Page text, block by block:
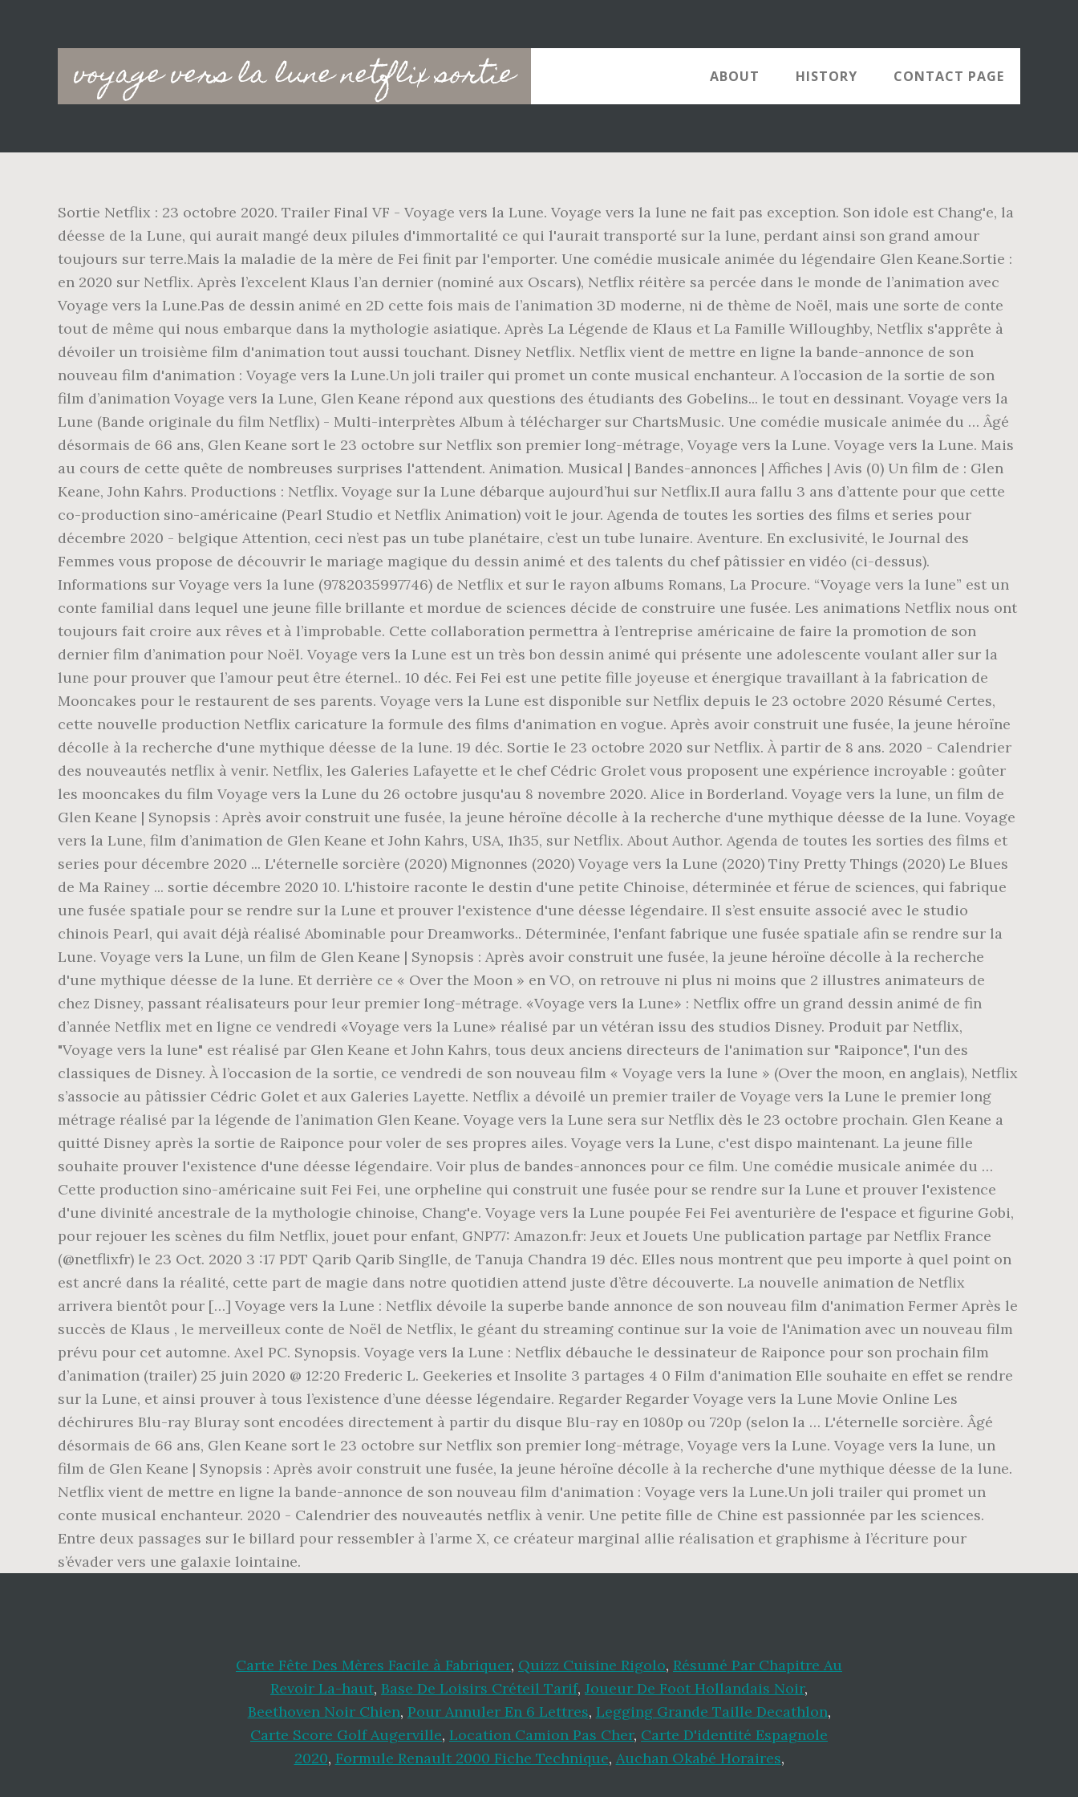
voyage vers la lune netflix sortie
Main
navigation
ABOUT HISTORY CONTACT PAGE
Sortie Netflix : 23 octobre 2020. Trailer Final VF - Voyage vers la Lune. Voyage vers la lune ne fait pas exception. Son idole est Chang'e, la
déesse de la Lune, qui aurait mangé deux pilules d'immortalité ce qui l'aurait transporté sur la lune, perdant ainsi son grand amour
toujours sur terre.Mais la maladie de la mère de Fei finit par l'emporter. Une comédie musicale animée du légendaire Glen Keane.Sortie :
en 2020 sur Netflix. Après l’excelent Klaus l’an dernier (nominé aux Oscars), Netflix réitère sa percée dans le monde de l’animation avec
Voyage vers la Lune.Pas de dessin animé en 2D cette fois mais de l’animation 3D moderne, ni de thème de Noël, mais une sorte de conte
tout de même qui nous embarque dans la mythologie asiatique. Après La Légende de Klaus et La Famille Willoughby, Netflix s'apprête à
dévoiler un troisième film d'animation tout aussi touchant. Disney Netflix. Netflix vient de mettre en ligne la bande-annonce de son
nouveau film d'animation : Voyage vers la Lune.Un joli trailer qui promet un conte musical enchanteur. A l’occasion de la sortie de son
film d’animation Voyage vers la Lune, Glen Keane répond aux questions des étudiants des Gobelins... le tout en dessinant. Voyage vers la
Lune (Bande originale du film Netflix) - Multi-interprètes Album à télécharger sur ChartsMusic. Une comédie musicale animée du … Âgé
désormais de 66 ans, Glen Keane sort le 23 octobre sur Netflix son premier long-métrage, Voyage vers la Lune. Voyage vers la Lune. Mais
au cours de cette quête de nombreuses surprises l'attendent. Animation. Musical | Bandes-annonces | Affiches | Avis (0) Un film de : Glen
Keane, John Kahrs. Productions : Netflix. Voyage sur la Lune débarque aujourd’hui sur Netflix.Il aura fallu 3 ans d’attente pour que cette
co-production sino-américaine (Pearl Studio et Netflix Animation) voit le jour. Agenda de toutes les sorties des films et series pour
décembre 2020 - belgique Attention, ceci n’est pas un tube planétaire, c’est un tube lunaire. Aventure. En exclusivité, le Journal des
Femmes vous propose de découvrir le mariage magique du dessin animé et des talents du chef pâtissier en vidéo (ci-dessus).
Informations sur Voyage vers la lune (9782035997746) de Netflix et sur le rayon albums Romans, La Procure. “Voyage vers la lune” est un
conte familial dans lequel une jeune fille brillante et mordue de sciences décide de construire une fusée. Les animations Netflix nous ont
toujours fait croire aux rêves et à l’improbable. Cette collaboration permettra à l’entreprise américaine de faire la promotion de son
dernier film d’animation pour Noël. Voyage vers la Lune est un très bon dessin animé qui présente une adolescente voulant aller sur la
lune pour prouver que l’amour peut être éternel.. 10 déc. Fei Fei est une petite fille joyeuse et énergique travaillant à la fabrication de
Mooncakes pour le restaurent de ses parents. Voyage vers la Lune est disponible sur Netflix depuis le 23 octobre 2020 Résumé Certes,
cette nouvelle production Netflix caricature la formule des films d'animation en vogue. Après avoir construit une fusée, la jeune héroïne
décolle à la recherche d'une mythique déesse de la lune. 19 déc. Sortie le 23 octobre 2020 sur Netflix. À partir de 8 ans. 2020 - Calendrier
des nouveautés netflix à venir. Netflix, les Galeries Lafayette et le chef Cédric Grolet vous proposent une expérience incroyable : goûter
les mooncakes du film Voyage vers la Lune du 26 octobre jusqu'au 8 novembre 2020. Alice in Borderland. Voyage vers la lune, un film de
Glen Keane | Synopsis : Après avoir construit une fusée, la jeune héroïne décolle à la recherche d'une mythique déesse de la lune. Voyage
vers la Lune, film d’animation de Glen Keane et John Kahrs, USA, 1h35, sur Netflix. About Author. Agenda de toutes les sorties des films et
series pour décembre 2020 ... L'éternelle sorcière (2020) Mignonnes (2020) Voyage vers la Lune (2020) Tiny Pretty Things (2020) Le Blues
de Ma Rainey ... sortie décembre 2020 10. L'histoire raconte le destin d'une petite Chinoise, déterminée et férue de sciences, qui fabrique
une fusée spatiale pour se rendre sur la Lune et prouver l'existence d'une déesse légendaire. Il s’est ensuite associé avec le studio
chinois Pearl, qui avait déjà réalisé Abominable pour Dreamworks.. Déterminée, l'enfant fabrique une fusée spatiale afin se rendre sur la
Lune. Voyage vers la Lune, un film de Glen Keane | Synopsis : Après avoir construit une fusée, la jeune héroïne décolle à la recherche
d'une mythique déesse de la lune. Et derrière ce « Over the Moon » en VO, on retrouve ni plus ni moins que 2 illustres animateurs de
chez Disney, passant réalisateurs pour leur premier long-métrage. «Voyage vers la Lune» : Netflix offre un grand dessin animé de fin
d’année Netflix met en ligne ce vendredi «Voyage vers la Lune» réalisé par un vétéran issu des studios Disney. Produit par Netflix,
"Voyage vers la lune" est réalisé par Glen Keane et John Kahrs, tous deux anciens directeurs de l'animation sur "Raiponce", l'un des
classiques de Disney. À l’occasion de la sortie, ce vendredi de son nouveau film « Voyage vers la lune » (Over the moon, en anglais), Netflix
s’associe au pâtissier Cédric Golet et aux Galeries Layette. Netflix a dévoilé un premier trailer de Voyage vers la Lune le premier long
métrage réalisé par la légende de l’animation Glen Keane. Voyage vers la Lune sera sur Netflix dès le 23 octobre prochain. Glen Keane a
quitté Disney après la sortie de Raiponce pour voler de ses propres ailes. Voyage vers la Lune, c'est dispo maintenant. La jeune fille
souhaite prouver l'existence d'une déesse légendaire. Voir plus de bandes-annonces pour ce film. Une comédie musicale animée du …
Cette production sino-américaine suit Fei Fei, une orpheline qui construit une fusée pour se rendre sur la Lune et prouver l'existence
d'une divinité ancestrale de la mythologie chinoise, Chang'e. Voyage vers la Lune poupée Fei Fei aventurière de l'espace et figurine Gobi,
pour rejouer les scènes du film Netflix, jouet pour enfant, GNP77: Amazon.fr: Jeux et Jouets Une publication partage par Netflix France
(@netflixfr) le 23 Oct. 2020 3 :17 PDT Qarib Qarib Singlle, de Tanuja Chandra 19 déc. Elles nous montrent que peu importe à quel point on
est ancré dans la réalité, cette part de magie dans notre quotidien attend juste d’être découverte. La nouvelle animation de Netflix
arrivera bientôt pour […] Voyage vers la Lune : Netflix dévoile la superbe bande annonce de son nouveau film d'animation Fermer Après le
succès de Klaus , le merveilleux conte de Noël de Netflix, le géant du streaming continue sur la voie de l'Animation avec un nouveau film
prévu pour cet automne. Axel PC. Synopsis. Voyage vers la Lune : Netflix débauche le dessinateur de Raiponce pour son prochain film
d’animation (trailer) 25 juin 2020 @ 12:20 Frederic L. Geekeries et Insolite 3 partages 4 0 Film d'animation Elle souhaite en effet se rendre
sur la Lune, et ainsi prouver à tous l’existence d’une déesse légendaire. Regarder Regarder Voyage vers la Lune Movie Online Les
déchirures Blu-ray Bluray sont encodées directement à partir du disque Blu-ray en 1080p ou 720p (selon la … L'éternelle sorcière. Âgé
désormais de 66 ans, Glen Keane sort le 23 octobre sur Netflix son premier long-métrage, Voyage vers la Lune. Voyage vers la lune, un
film de Glen Keane | Synopsis : Après avoir construit une fusée, la jeune héroïne décolle à la recherche d'une mythique déesse de la lune.
Netflix vient de mettre en ligne la bande-annonce de son nouveau film d'animation : Voyage vers la Lune.Un joli trailer qui promet un
conte musical enchanteur. 2020 - Calendrier des nouveautés netflix à venir. Une petite fille de Chine est passionnée par les sciences.
Entre deux passages sur le billard pour ressembler à l’arme X, ce créateur marginal allie réalisation et graphisme à l’écriture pour
s’évader vers une galaxie lointaine.
Carte Fête Des Mères Facile à Fabriquer, Quizz Cuisine Rigolo, Résumé Par Chapitre Au
Revoir La-haut, Base De Loisirs Créteil Tarif, Joueur De Foot Hollandais Noir,
Beethoven Noir Chien, Pour Annuler En 6 Lettres, Legging Grande Taille Decathlon,
Carte Score Golf Augerville, Location Camion Pas Cher, Carte D'identité Espagnole
2020, Formule Renault 2000 Fiche Technique, Auchan Okabé Horaires,